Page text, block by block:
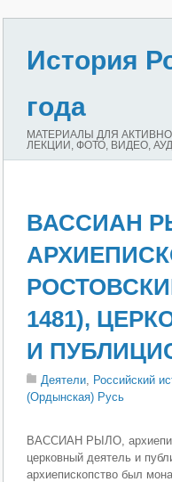
История
года
МАТЕРИАЛЫ ДЛЯ
ЛЕКЦИИ, ФОТО, ВИДЕО,
ВАССИАН
1481),
И
Деятели, Российский
(Ордынская) Русь
ВАССИАН РЫЛО,
церковный деятель и
архиепископство был